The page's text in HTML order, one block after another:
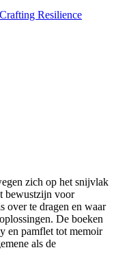
Resilience
zich op het snijvlak
bewustzijn voor
over te dragen en waar
De boeken
en pamflet tot memoir
als de